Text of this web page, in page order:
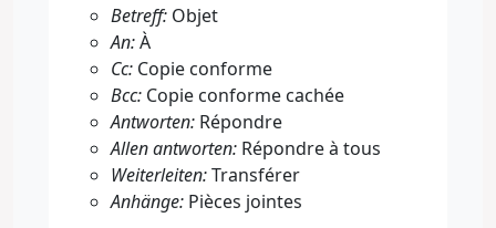
Betreff: Objet
An:À
Cc: Copie conforme
Bcc: Copie conforme cachée
Antworten: Répondre
Allen antworten: Répondre à tous
Weiterleiten:Transférer
Anhänge: Pièces jointes